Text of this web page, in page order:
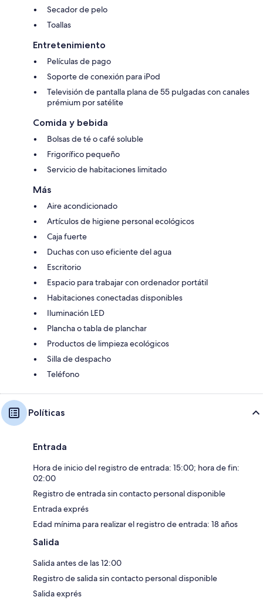
Secador de pelo
Toallas
Entretenimiento
Películas de pago
Soporte de conexión para iPod
Televisión de pantalla plana de 55 pulgadas con canales
prémium por satélite
Comida y bebida
Bolsas de té o café soluble
Frigorífico pequeño
Servicio de habitaciones limitado
Más
Aire acondicionado
Artículos de higiene personal ecológicos
Caja fuerte
Duchas con uso eficiente del agua
Escritorio
Espacio para trabajar con ordenador portátil
Habitaciones conectadas disponibles
Iluminación LED
Plancha o tabla de planchar
Productos de limpieza ecológicos
Silla de despacho
Teléfono
Políticas
Entrada
Hora de inicio del registro de entrada: 15:00; hora de fin:
02:00
Registro de entrada sin contacto personal disponible
Entrada exprés
Edad mínima para realizar el registro de entrada: 18 años
Salida
Salida antes de las 12:00
Registro de salida sin contacto personal disponible
Salida exprés